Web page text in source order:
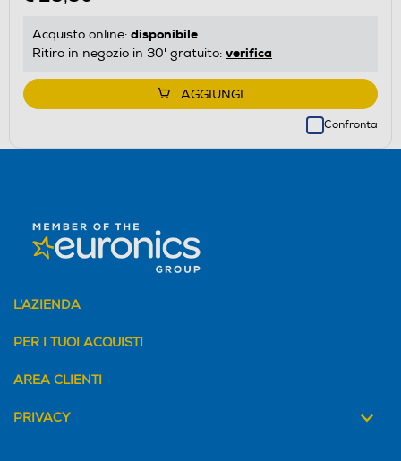
Acquisto online: disponibile
Ritiro in negozio in 30' gratuito: verifica
AGGIUNGI
Confronta
L'AZIENDA
PER I TUOI ACQUISTI
AREA CLIENTI
PRIVACY